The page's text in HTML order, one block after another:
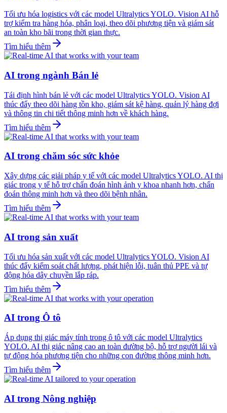
Tối ưu hóa logistics với các model Ultralytics YOLO. Vision AI hỗ
trợ kiểm tra hàng hóa, phân loại, theo dõi phương tiện và giám sát
an toàn kho bãi trong thời gian thực.
Tìm hiểu thêm
AI trong ngành Bán lẻ
Tái định hình bán lẻ với các model Ultralytics YOLO. Vision AI
thúc đẩy theo dõi hàng tồn kho, giám sát kệ hàng, quản lý hàng đợi
và thông tin chi tiết thông minh hơn về khách hàng.
Tìm hiểu thêm
AI trong chăm sóc sức khỏe
Xây dựng các giải pháp y tế với các model Ultralytics YOLO. AI thị
giác trong y tế hỗ trợ chẩn đoán hình ảnh y khoa nhanh hơn, chẩn
đoán thông minh hơn và theo dõi bệnh nhân.
Tìm hiểu thêm
AI trong sản xuất
Tối ưu hóa sản xuất với các model Ultralytics YOLO. Vision AI
thúc đẩy kiểm soát chất lượng, phát hiện lỗi, tuân thủ PPE và tự
động hóa dây chuyền lắp ráp.
Tìm hiểu thêm
AI trong Ô tô
Áp dụng thị giác máy tính trong ô tô với các model Ultralytics
YOLO. AI thị giác nâng cao an toàn đường bộ, hỗ trợ người lái và
tự động hóa phương tiện cho những con đường thông minh hơn.
Tìm hiểu thêm
AI trong Nông nghiệp